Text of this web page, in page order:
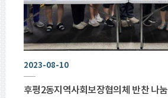
2023-08-10
후평2동지역사회보장협의체 반찬 나눔